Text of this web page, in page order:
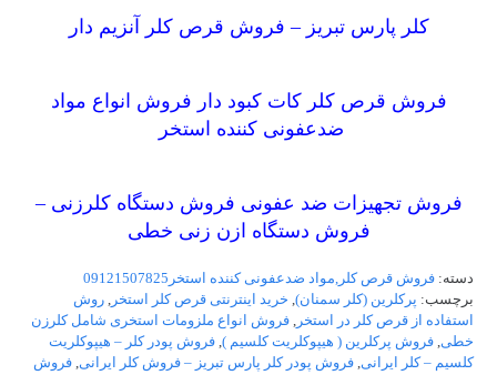
کلر پارس تبریز – فروش قرص کلر آنزیم دار
فروش قرص کلر کات کبود دار فروش انواع مواد
ضدعفونی کننده استخر
فروش تجهیزات ضد عفونی فروش دستگاه کلرزنی –
فروش دستگاه ازن زنی خطی
دسته: فروش قرص کلر,مواد ضدعفونی کننده استخر09121507825
برچسب: پرکلرین (کلر سمنان), خرید اینترنتی قرص کلر استخر , روش
استفاده از قرص کلر در استخر , فروش انواع ملزومات استخری شامل کلرزن
خطی, فروش پرکلرین ( هیپوکلریت کلسیم ), فروش پودر کلر – هیپوکلریت
کلسیم – کلر ایرانی, فروش پودر کلر پارس تبریز – فروش کلر ایرانی, فروش